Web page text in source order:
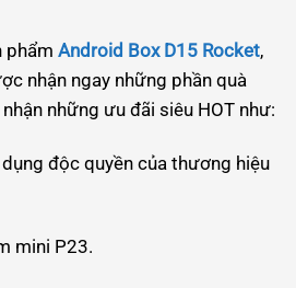
phẩm Android Box D15 Rocket,
nhận ngay những phần quà
những ưu đãi siêu HOT như:
độc quyền của thương hiệu
mini P23.